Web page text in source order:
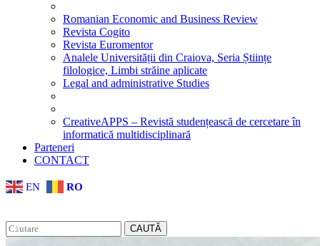
Romanian Economic and Business Review
Revista Cogito
Revista Euromentor
Analele Universității din Craiova, Seria Științe
filologice, Limbi străine aplicate
Legal and administrative Studies
CreativeAPPS – Revistă studențească de cercetare în
informatică multidisciplinară
Parteneri
CONTACT
EN RO
CAUTĂ